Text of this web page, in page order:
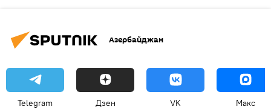
Азербайджан
Telegram Дзен VK Макс